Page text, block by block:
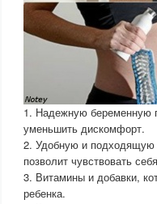
1. Надежную беременную
уменьшить дискомфорт.
2. Удобную и подходящую
позволит чувствовать
3. Витамины и добавки,
ребенка.